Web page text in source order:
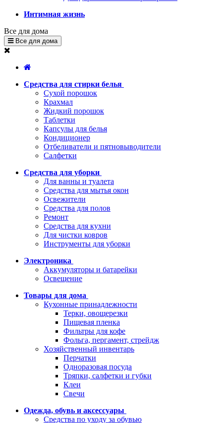
Интимная жизнь
Все для дома
Все для дома
Средства для стирки белья
Сухой порошок
Крахмал
Жидкий порошок
Таблетки
Капсулы для белья
Кондиционер
Отбеливатели и пятновыводители
Салфетки
Средства для уборки
Для ванны и туалета
Средства для мытья окон
Освежители
Средства для полов
Ремонт
Средства для кухни
Для чистки ковров
Инструменты для уборки
Электроника
Аккумуляторы и батарейки
Освещение
Товары для дома
Кухонные принадлежности
Терки, овощерезки
Пищевая пленка
Фильтры для кофе
Фольга, пергамент, стрейдж
Хозяйственный инвентарь
Перчатки
Одноразовая посуда
Тряпки, салфетки и губки
Клеи
Свечи
Одежда, обувь и аксессуары
Средства по уходу за обувью